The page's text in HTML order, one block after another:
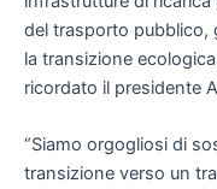
del trasporto pubblico,
la transizione
ricordato il presidente
“Siamo orgogliosi di
transizione verso un